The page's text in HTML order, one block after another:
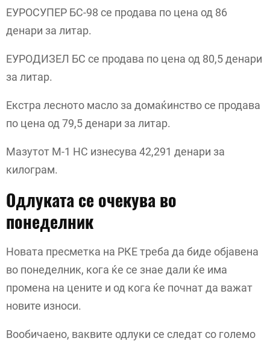
ЕУРОСУПЕР БС-98 се продава по цена од 86
денари за литар.
ЕУРОДИЗЕЛ БС се продава по цена од 80,5 денари
за литар.
Екстра лесното масло за домаќинство се продава
по цена од 79,5 денари за литар.
Мазутот М-1 НС изнесува 42,291 денари за
килограм.
Одлуката се очекува во
понеделник
Новата пресметка на РКЕ треба да биде објавена
во понеделник, кога ќе се знае дали ќе има
промена на цените и од кога ќе почнат да важат
новите износи.
Вообичаено, ваквите одлуки се следат со големо